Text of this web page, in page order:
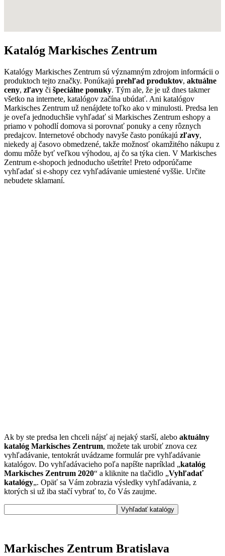
Katalóg Markisches Zentrum
Katalógy Markisches Zentrum sú významným zdrojom informácii o
produktoch tejto značky. Ponúkajú prehľad produktov, aktuálne
ceny, zľavy či špeciálne ponuky. Tým ale, že je už dnes takmer
všetko na internete, katalógov začína ubúdať. Ani katalógov
Markisches Zentrum už nenájdete toľko ako v minulosti. Predsa len
je oveľa jednoduchšie vyhľadať si Markisches Zentrum eshopy a
priamo v pohodlí domova si porovnať ponuky a ceny rôznych
predajcov. Internetové obchody navyše často ponúkajú zľavy,
niekedy aj časovo obmedzené, takže možnosť okamžitého nákupu z
domu môže byť veľkou výhodou, aj čo sa týka cien. V Markisches
Zentrum e-shopoch jednoducho ušetríte! Preto odporúčame
vyhľadať si e-shopy cez vyhľadávanie umiestené vyššie. Určite
nebudete sklamaní.
Ak by ste predsa len chceli nájsť aj nejaký starší, alebo aktuálny
katalóg Markisches Zentrum, možete tak urobiť znova cez
vyhľadávanie, tentokrát uvádzame formulár pre vyhľadávanie
katalógov. Do vyhľadávacieho poľa napíšte napríklad „katalóg
Markisches Zentrum 2020“ a kliknite na tlačidlo „Vyhľadať
katalógy„. Opäť sa Vám zobrazia výsledky vyhľadávania, z
ktorých si už iba stačí vybrať to, čo Vás zaujme.
Markisches Zentrum Bratislava